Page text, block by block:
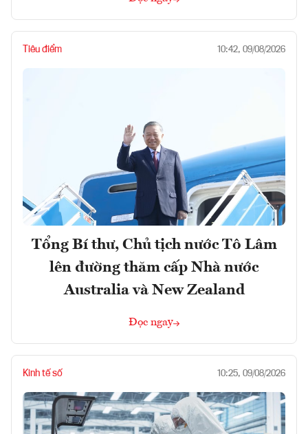
Tiêu điểm 10:42, 09/08/2026
Tổng Bí thư, Chủ tịch nước Tô Lâm
lên đường thăm cấp Nhà nước
Australia và New Zealand
Đọc ngay
Kinh tế số 10:25, 09/08/2026